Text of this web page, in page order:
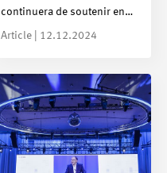
continuera de soutenir en…
Article | 12.12.2024